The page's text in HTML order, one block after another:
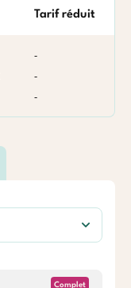
Tarif réduit
-
-
-
Complet